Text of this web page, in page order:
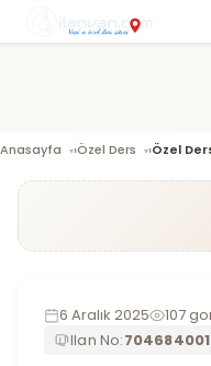
Anasayfa ›Özel Ders ›Özel
6 Aralık 2025
107
Ilan No:704684001